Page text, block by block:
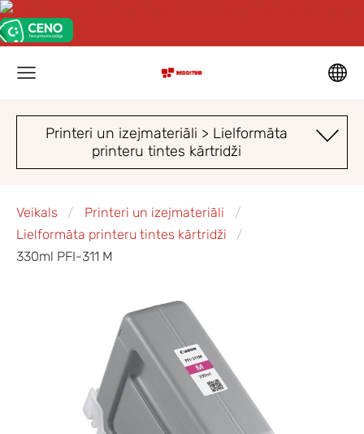
Printeri un izejmateriāli > Lielformāta
printeru tintes kārtridži
Veikals
Printeri un izejmateriāli
Lielformāta printeru tintes kārtridži
330ml PFI-311 M